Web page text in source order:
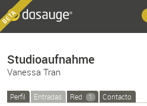
Studioaufnahme
Vanessa Tran
Perfil Entradas Red 1 Contacto